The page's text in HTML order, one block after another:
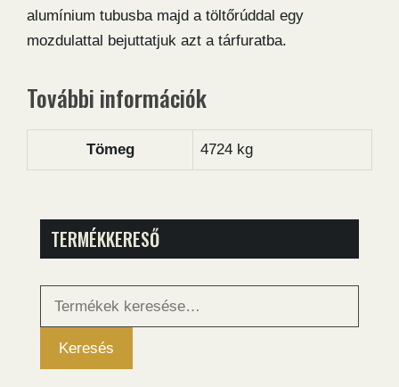
alumínium tubusba majd a töltőrúddal egy
mozdulattal bejuttatjuk azt a tárfuratba.
További információk
Tömeg 4724 kg
TERMÉKKERESŐ
következőre:
Keresés